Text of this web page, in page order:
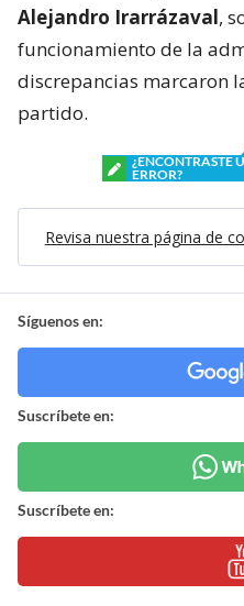
Alejandro Irarrázaval,
funcionamiento de la
discrepancias marcaron
partido.
¿ENCONTRASTE
ERROR?
Revisa nuestra página de
Síguenos en:
Suscríbete en:
Suscríbete en: